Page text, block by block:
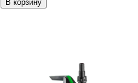
В корзину